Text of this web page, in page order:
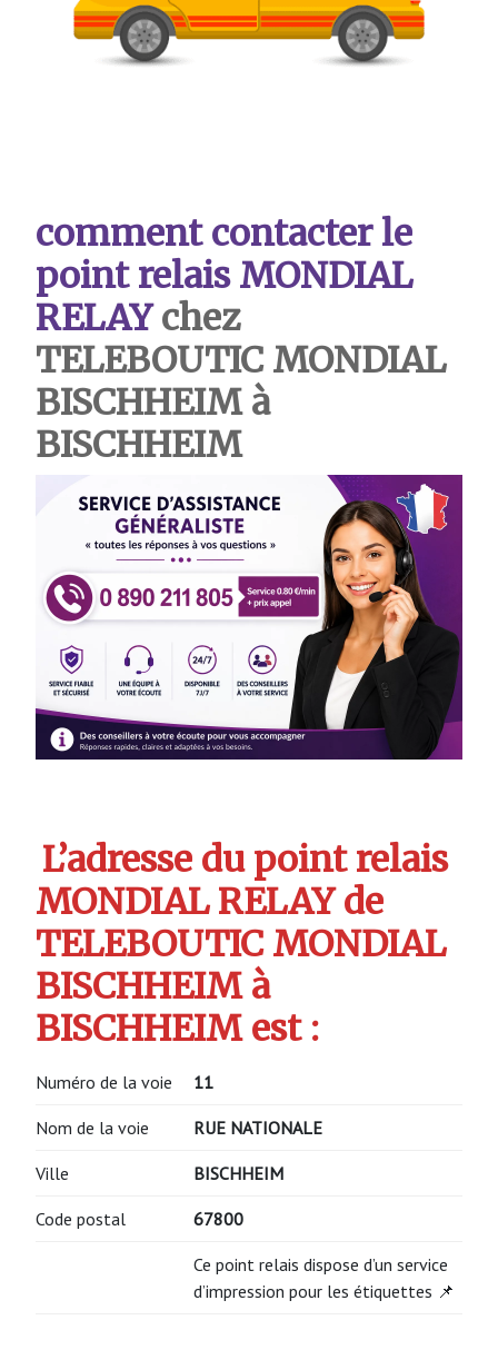
comment contacter le
point relais MONDIAL
RELAYchez
TELEBOUTIC MONDIAL
BISCHHEIM à
BISCHHEIM
L’adresse du point relais
MONDIAL RELAY de
TELEBOUTIC MONDIAL
BISCHHEIM à
BISCHHEIM est :
Numéro de la voie 11
Nom de la voie RUE NATIONALE
Ville BISCHHEIM
Code postal 67800
Ce point relais dispose d’un service
d’impression pour les étiquettes 📌